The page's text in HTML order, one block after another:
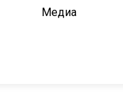
Медиа